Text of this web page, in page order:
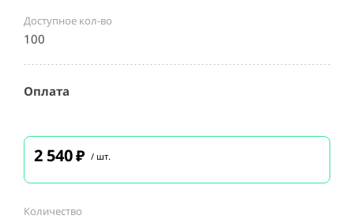
Доступное кол-во
100
Оплата
2 540₽ / шт.
Количество